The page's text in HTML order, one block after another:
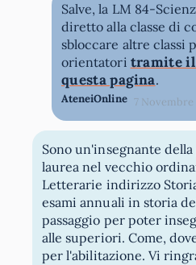
Salve, la LM 84-
diretto alla classe di
sbloccare altre classi
orientatori tramite
questa pagina.
AteneiOnline 7 Novembre
Sono un'insegnante
laurea nel vecchio
Letterarie indirizzo
esami annuali in storia
passaggio per poter
alle superiori. Come,
per l'abilitazione. Vi